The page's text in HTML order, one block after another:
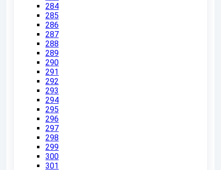
284
285
286
287
288
289
290
291
292
293
294
295
296
297
298
299
300
301